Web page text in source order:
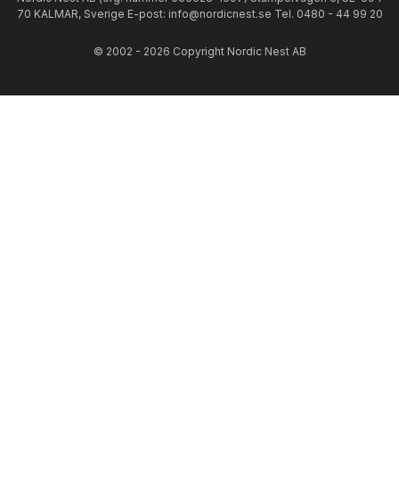
70 KALMAR, Sverige E-post: info@nordicnest.se Tel. 0480 - 44 99 20
© 2002 - 2026 Copyright Nordic Nest AB